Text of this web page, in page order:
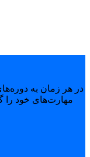
در هر زمان به
مهارت‌های خود را